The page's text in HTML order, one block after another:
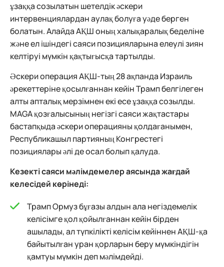
ұзаққа созылатын шетелдік әскери
интервенциялардан аулақ болуға уәде берген
болатын. Алайда АҚШ оның халықаралық беделіне
және ел ішіндегі саяси позицияларына елеулі зиян
келтіруі мүмкін қақтығысқа тартылды.
Әскери операция АҚШ-тың 28 ақпанда Израиль
әрекеттеріне қосылғаннан кейін Трамп белгілеген
алты апталық мерзімнен екі есе ұзаққа созылды.
MAGA қозғалысының негізгі саяси жақтастары
бастапқыда әскери операцияны қолдағанымен,
Республикашыл партияның Конгрестегі
позициялары әлі де осал болып қалуда.
Кезекті саяси мәлімдемелер аясында жағдай
келесідей көрінеді:
Трамп Ормуз бұғазы алдын ала негіздемелік
келісімге қол қойылғаннан кейін бірден
ашылады, ал түпкілікті келісім кейіннен АҚШ-қа
байытылған уран қорларын беру мүмкіндігін
қамтуы мүмкін деп мәлімдейді.